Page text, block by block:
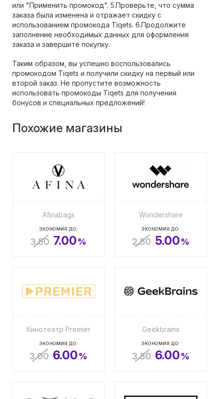
или "Применить промокод". 5.Проверьте, что сумма
заказа была изменена и отражает скидку с
использованием промокода Tiqets. 6.Продолжите
заполнение необходимых данных для оформления
заказа и завершите покупку.
Таким образом, вы успешно воспользовались
промокодом Tiqets и получили скидку на первый или
второй заказ. Не пропустите возможность
использовать промокоды Tiqets для получения
бонусов и специальных предложений!
Похожие магазины
Afinabags
ЭКОНОМИЯ ДО:
3.50 7.00%
Wondershare
ЭКОНОМИЯ ДО:
2.50 5.00%
Кинотеатр Premier
ЭКОНОМИЯ ДО:
3.00 6.00%
Geekbrains
ЭКОНОМИЯ ДО:
3.50 6.00%